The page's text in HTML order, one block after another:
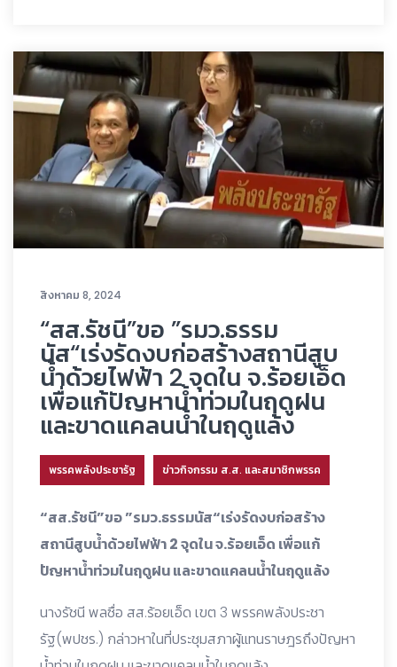
สิงหาคม 8, 2024
“สส.รัชนี”ขอ ”รมว.ธรรม
นัส“เร่งรัดงบก่อสร้างสถานีสูบ
น้ำด้วยไฟฟ้า 2 จุดใน จ.ร้อยเอ็ด
เพื่อแก้ปัญหาน้ำท่วมในฤดูฝน
และขาดแคลนน้ำในฤดูแล้ง
พรรคพลังประชารัฐ ข่าวกิจกรรม ส.ส. และสมาชิกพรรค
“สส.รัชนี”ขอ ”รมว.ธรรมนัส“เร่งรัดงบก่อสร้าง
สถานีสูบน้ำด้วยไฟฟ้า 2 จุดใน จ.ร้อยเอ็ด เพื่อแก้
ปัญหาน้ำท่วมในฤดูฝน และขาดแคลนน้ำในฤดูแล้ง
นางรัชนี พลซื่อ สส.ร้อยเอ็ด เขต 3 พรรคพลังประชา
รัฐ(พปชร.) กล่าวหาในที่ประชุมสภาผู้แทนราษฎรถึงปัญหา